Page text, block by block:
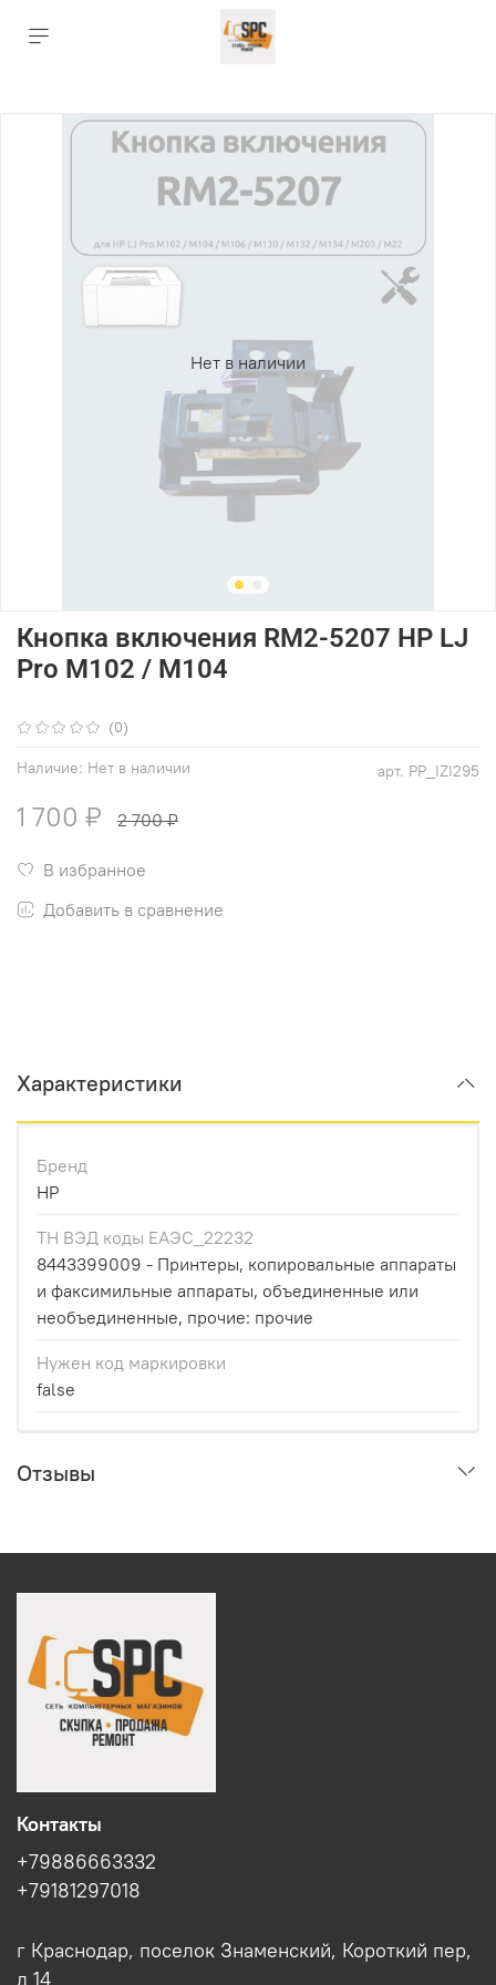
Нет в наличии
(0)
арт. PP_IZI295
Наличие: Нет в наличии
Кнопка включения RM2-5207 HP LJ
Pro M102 / M104
1 700 ₽ 2 700 ₽
В избранное
Добавить в сравнение
Характеристики
Бренд
HP
ТН ВЭД коды ЕАЭС_22232
8443399009 - Принтеры, копировальные аппараты
и факсимильные аппараты, объединенные или
необъединенные, прочие: прочие
Нужен код маркировки
false
Отзывы
Контакты
+79886663332
+79181297018
г Краснодар, поселок Знаменский, Короткий пер,
д 14